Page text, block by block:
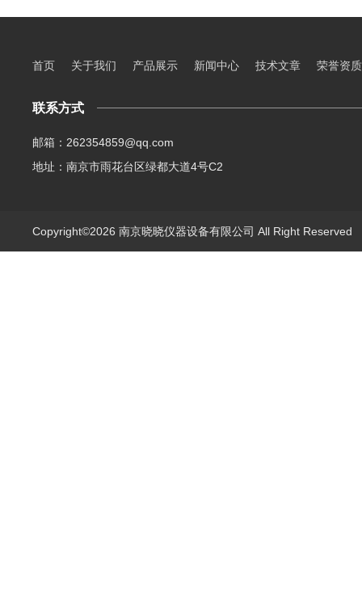
首页 关于我们 产品展示 新闻中心 技术文章 荣誉资质
联系方式
邮箱：262354859@qq.com
地址：南京市雨花台区绿都大道4号C2
Copyright©2026 南京晓晓仪器设备有限公司 All Right